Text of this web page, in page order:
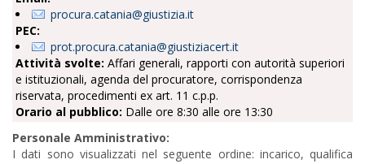
procura.catania@giustizia.it
PEC:
prot.procura.catania@giustiziacert.it
Attività svolte: Affari generali, rapporti con autorità superiori
e istituzionali, agenda del procuratore, corrispondenza
riservata, procedimenti ex art. 11 c.p.p.
Orario al pubblico: Dalle ore 8:30 alle ore 13:30
Personale Amministrativo:
I dati sono visualizzati nel seguente ordine: incarico, qualifica